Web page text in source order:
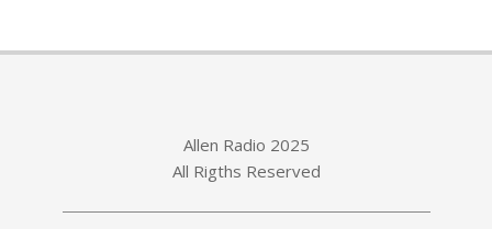
Allen Radio 2025
All Rigths Reserved